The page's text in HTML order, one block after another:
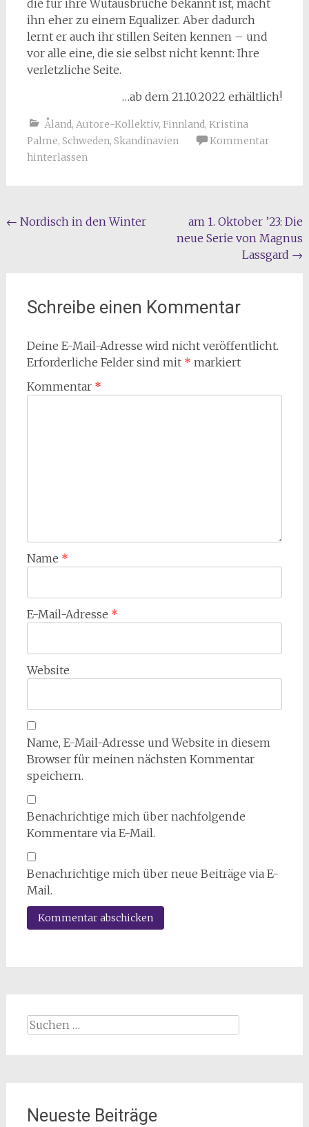
die für ihre Wutausbrüche bekannt ist, macht
ihn eher zu einem Equalizer. Aber dadurch
lernt er auch ihr stillen Seiten kennen – und
vor alle eine, die sie selbst nicht kennt: Ihre
verletzliche Seite.
…ab dem 21.10.2022 erhältlich!
Åland, Autore-Kollektiv, Finnland, Kristina
Palme, Schweden, Skandinavien
Kommentar
hinterlassen
Beitragsnavigation
← Nordisch in den Winter
am 1. Oktober ’23: Die
neue Serie von Magnus
Lassgard →
Schreibe einen Kommentar
Deine E-Mail-Adresse wird nicht veröffentlicht.
Erforderliche Felder sind mit * markiert
Kommentar *
Name *
E-Mail-Adresse *
Website
Name, E-Mail-Adresse und Website in diesem
Browser für meinen nächsten Kommentar
speichern.
Benachrichtige mich über nachfolgende
Kommentare via E-Mail.
Benachrichtige mich über neue Beiträge via E-
Mail.
Suchen
Neueste Beiträge